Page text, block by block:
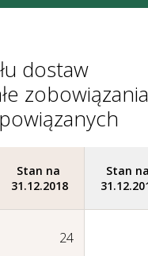
dostaw
zobowiązania
Stan na
31.12.2018
Stan
24